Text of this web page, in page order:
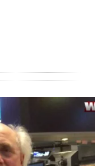
Videos werden
Datenschutzerklärung.